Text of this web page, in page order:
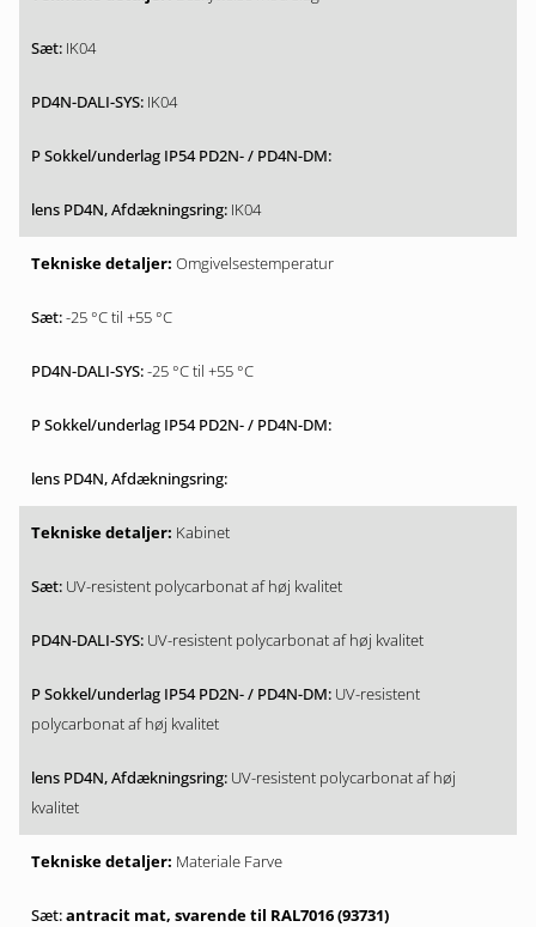
IK04
IK04
IK04
Omgivelsestemperatur
-25 °C til +55 °C
-25 °C til +55 °C
Kabinet
UV-resistent polycarbonat af høj kvalitet
UV-resistent polycarbonat af høj kvalitet
UV-resistent
polycarbonat af høj kvalitet
UV-resistent polycarbonat af høj
kvalitet
Materiale Farve
antracit mat, svarende til RAL7016 (93731)